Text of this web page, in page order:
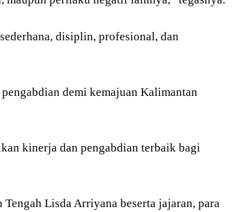
disiplin, profesional, dan
demi kemajuan Kalimantan
kinerja dan pengabdian terbaik bagi
Lisda Arriyana beserta jajaran, para